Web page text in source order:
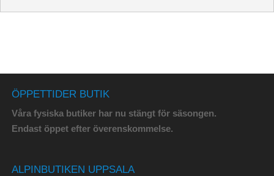
ÖPPETTIDER BUTIK
Våra fysiska butiker har nu stängt för säsongen.
Endast öppet efter överenskommelse.
ALPINBUTIKEN UPPSALA